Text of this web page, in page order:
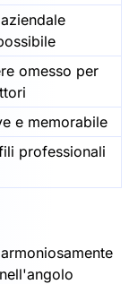
omesso per
e memorabile
professionali